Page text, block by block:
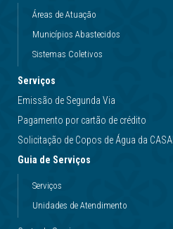
Áreas de Atuação
Municípios Abastecidos
Sistemas Coletivos
Serviços
Emissão de Segunda Via
Pagamento por cartão de crédito
Solicitação de Copos de Água da CASAL
Guia de Serviços
Serviços
Unidades de Atendimento